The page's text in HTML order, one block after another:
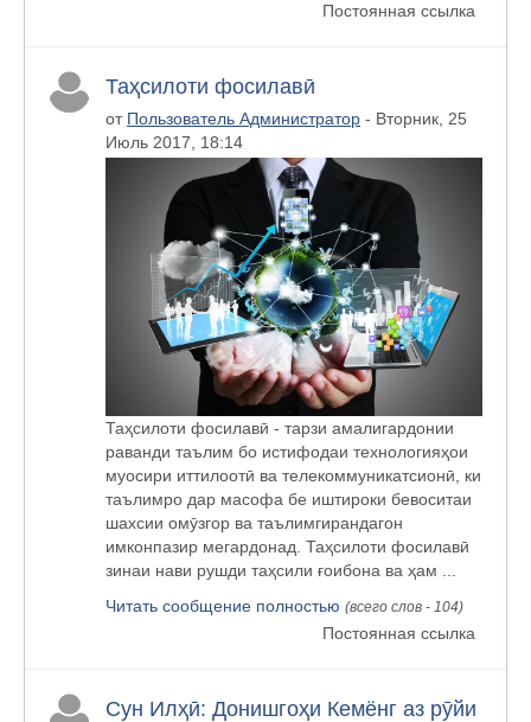
Постоянная ссылка
Таҳсилоти фосилавӣ
от Пользователь Администратор - Вторник, 25
Июль 2017, 18:14
Таҳсилоти фосилавӣ - тарзи амалигардонии
раванди таълим бо истифодаи технологияҳои
муосири иттилоотӣ ва телекоммуникатсионӣ, ки
таълимро дар масофа бе иштироки бевоситаи
шахсии омӯзгор ва таълимгирандагон
имконпазир мегардонад. Таҳсилоти фосилавӣ
зинаи нави рушди таҳсили ғоибона ва ҳам ...
Читать сообщение полностью (всего слов - 104)
Постоянная ссылка
Сун Илҳӣ: Донишгоҳи Кемёнг аз рӯйи